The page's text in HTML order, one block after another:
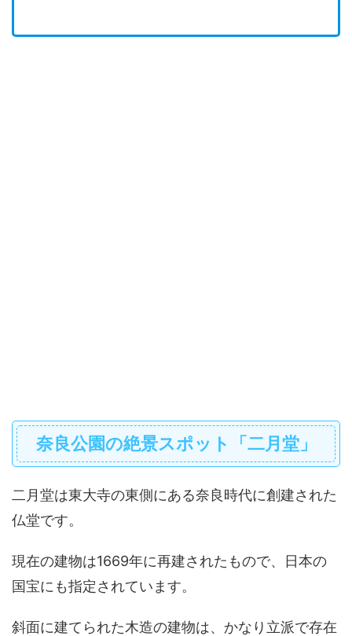
奈良公園の絶景スポット「二月堂」
二月堂は東大寺の東側にある奈良時代に創建された
仏堂です。
現在の建物は1669年に再建されたもので、日本の
国宝にも指定されています。
斜面に建てられた木造の建物は、かなり立派で存在